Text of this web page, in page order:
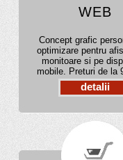
WEB
Concept grafic
optimizare pentru
monitoare si pe
mobile. Preturi de la
detalii